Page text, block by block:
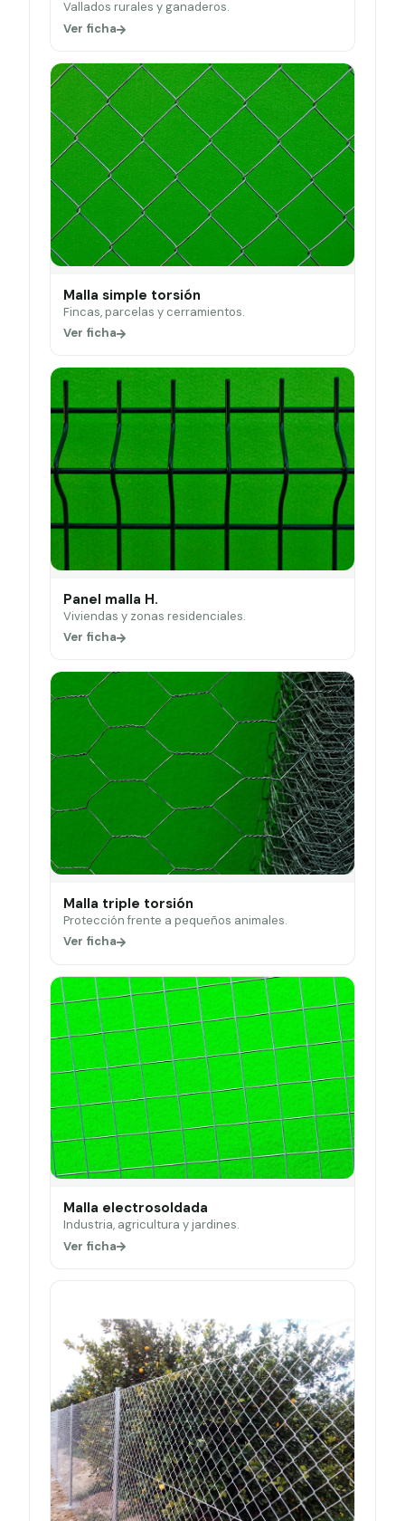
Vallados rurales y ganaderos.
Ver ficha
Malla simple torsión
Fincas, parcelas y cerramientos.
Ver ficha
Panel malla H.
Viviendas y zonas residenciales.
Ver ficha
Malla triple torsión
Protección frente a pequeños animales.
Ver ficha
Malla electrosoldada
Industria, agricultura y jardines.
Ver ficha